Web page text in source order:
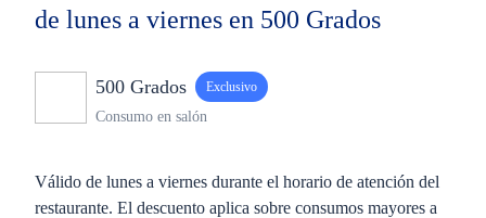
de lunes a viernes en 500 Grados
500 Grados Exclusivo
Consumo en salón
Válido de lunes a viernes durante el horario de atención del
restaurante. El descuento aplica sobre consumos mayores a